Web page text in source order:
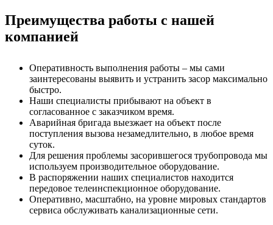
Преимущества работы с нашей
компанией
Оперативность выполнения работы – мы сами
заинтересованы выявить и устранить засор максимально
быстро.
Наши специалисты прибывают на объект в
согласованное с заказчиком время.
Аварийная бригада выезжает на объект после
поступления вызова незамедлительно, в любое время
суток.
Для решения проблемы засорившегося трубопровода мы
используем производительное оборудование.
В распоряжении наших специалистов находится
передовое телеинспекционное оборудование.
Оперативно, масштабно, на уровне мировых стандартов
сервиса обслуживать канализационные сети.